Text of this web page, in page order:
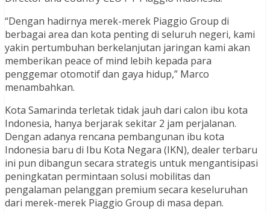
“Dengan hadirnya merek-merek Piaggio Group di
berbagai area dan kota penting di seluruh negeri, kami
yakin pertumbuhan berkelanjutan jaringan kami akan
memberikan peace of mind lebih kepada para
penggemar otomotif dan gaya hidup,” Marco
menambahkan.
Kota Samarinda terletak tidak jauh dari calon ibu kota
Indonesia, hanya berjarak sekitar 2 jam perjalanan.
Dengan adanya rencana pembangunan ibu kota
Indonesia baru di Ibu Kota Negara (IKN), dealer terbaru
ini pun dibangun secara strategis untuk mengantisipasi
peningkatan permintaan solusi mobilitas dan
pengalaman pelanggan premium secara keseluruhan
dari merek-merek Piaggio Group di masa depan.